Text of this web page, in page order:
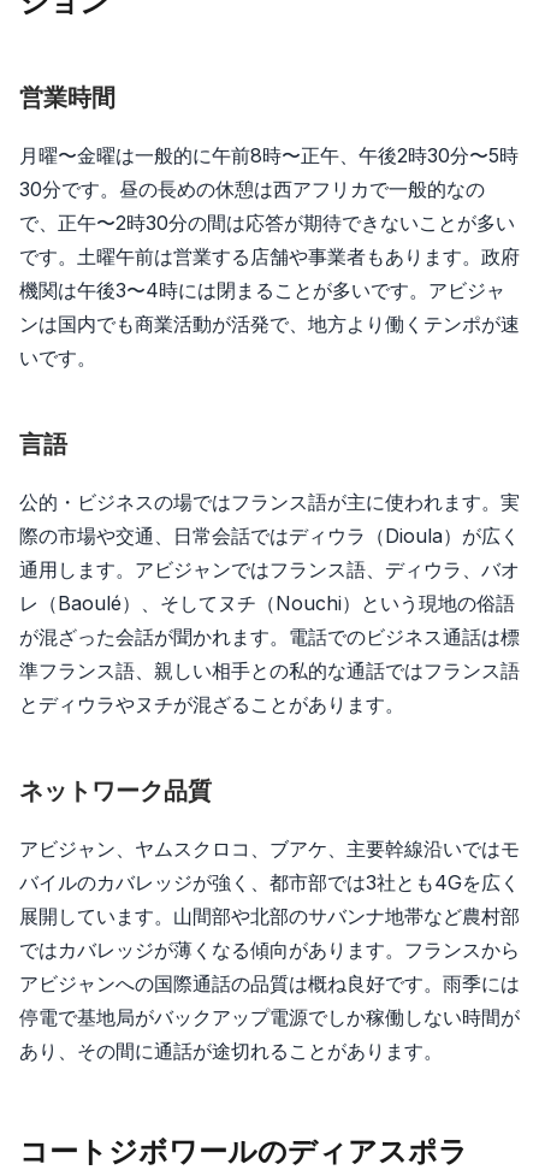
営業時間
月曜〜金曜は一般的に午前8時〜正午、午後2時30分〜5時
30分です。昼の長めの休憩は西アフリカで一般的なの
で、正午〜2時30分の間は応答が期待できないことが多い
です。土曜午前は営業する店舗や事業者もあります。政府
機関は午後3〜4時には閉まることが多いです。アビジャ
ンは国内でも商業活動が活発で、地方より働くテンポが速
いです。
言語
公的・ビジネスの場ではフランス語が主に使われます。実
際の市場や交通、日常会話ではディウラ（Dioula）が広く
通用します。アビジャンではフランス語、ディウラ、バオ
レ（Baoulé）、そしてヌチ（Nouchi）という現地の俗語
が混ざった会話が聞かれます。電話でのビジネス通話は標
準フランス語、親しい相手との私的な通話ではフランス語
とディウラやヌチが混ざることがあります。
ネットワーク品質
アビジャン、ヤムスクロコ、ブアケ、主要幹線沿いではモ
バイルのカバレッジが強く、都市部では3社とも4Gを広く
展開しています。山間部や北部のサバンナ地帯など農村部
ではカバレッジが薄くなる傾向があります。フランスから
アビジャンへの国際通話の品質は概ね良好です。雨季には
停電で基地局がバックアップ電源でしか稼働しない時間が
あり、その間に通話が途切れることがあります。
コートジボワールのディアスポラ